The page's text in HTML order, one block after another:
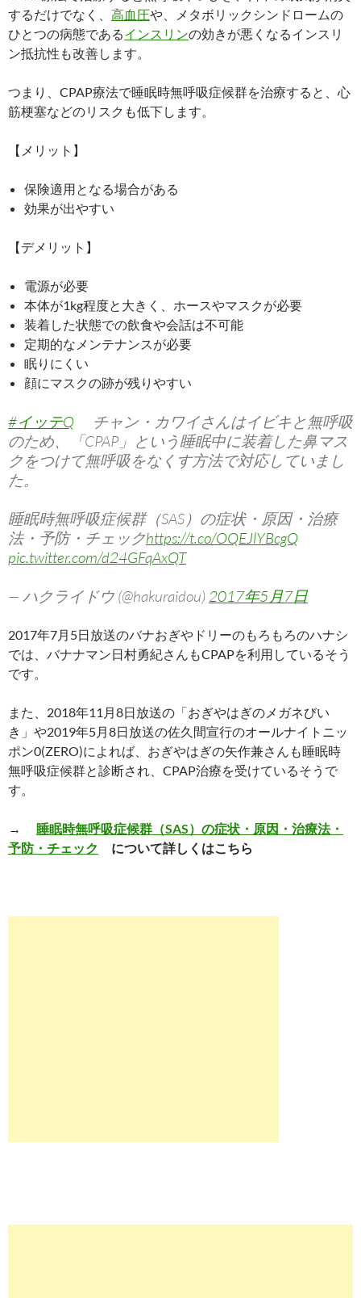
するだけでなく、 高血圧や、メタボリックシンドロームの
ひとつの病態であるインスリンの効きが悪くなるインスリ
ン抵抗性も改善します。
つまり、CPAP療法で睡眠時無呼吸症候群を治療すると、心
筋梗塞などのリスクも低下します。
【メリット】
保険適用となる場合がある
効果が出やすい
【デメリット】
電源が必要
本体が1kg程度と大きく、ホースやマスクが必要
装着した状態での飲食や会話は不可能
定期的なメンテナンスが必要
眠りにくい
顔にマスクの跡が残りやすい
#イッテQ チャン・カワイさんはイビキと無呼吸
のため、「CPAP」という睡眠中に装着した鼻マス
クをつけて無呼吸をなくす方法で対応していまし
た。
睡眠時無呼吸症候群（SAS）の症状・原因・治療
法・予防・チェックhttps://t.co/OQEJlYBcgQ
pic.twitter.com/d24GFqAxQT
— ハクライドウ (@hakuraidou) 2017年5月7日
2017年7月5日放送のバナおぎやドリーのもろもろのハナシ
では、バナナマン日村勇紀さんもCPAPを利用しているそう
です。
また、2018年11月8日放送の「おぎやはぎのメガネびい
き」や2019年5月8日放送の佐久間宣行のオールナイトニッ
ポン0(ZERO)によれば、おぎやはぎの矢作兼さんも睡眠時
無呼吸症候群と診断され、CPAP治療を受けているそうで
す。
→ 睡眠時無呼吸症候群（SAS）の症状・原因・治療法・
予防・チェック
について詳しくはこちら